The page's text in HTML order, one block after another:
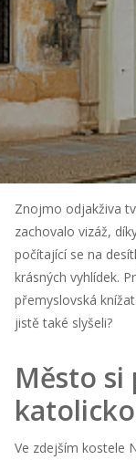
Znojmo odjakživa
zachovalo vizáž,
počítající se na
krásných vyhlídek.
přemyslovská
jistě také slyšeli?
Město
Ve zdejším kostele